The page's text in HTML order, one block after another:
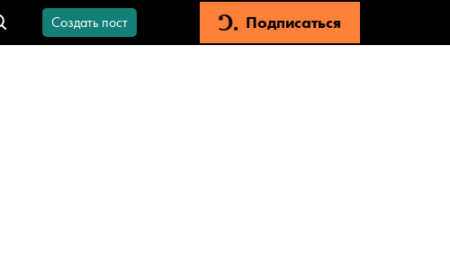
Создать пост Подписаться